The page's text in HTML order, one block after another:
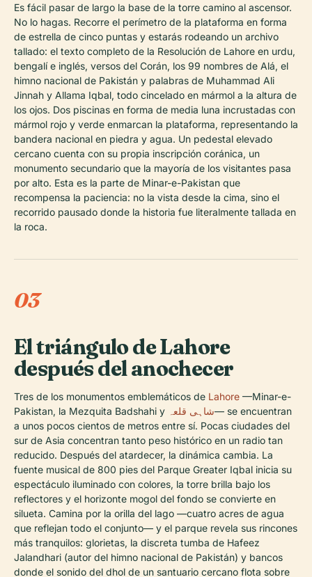
Es fácil pasar de largo la base de la torre camino al ascensor.
No lo hagas. Recorre el perímetro de la plataforma en forma
de estrella de cinco puntas y estarás rodeando un archivo
tallado: el texto completo de la Resolución de Lahore en urdu,
bengalí e inglés, versos del Corán, los 99 nombres de Alá, el
himno nacional de Pakistán y palabras de Muhammad Ali
Jinnah y Allama Iqbal, todo cincelado en mármol a la altura de
los ojos. Dos piscinas en forma de media luna incrustadas con
mármol rojo y verde enmarcan la plataforma, representando la
bandera nacional en piedra y agua. Un pedestal elevado
cercano cuenta con su propia inscripción coránica, un
monumento secundario que la mayoría de los visitantes pasa
por alto. Esta es la parte de Minar-e-Pakistan que
recompensa la paciencia: no la vista desde la cima, sino el
recorrido pausado donde la historia fue literalmente tallada en
la roca.
03
El triángulo de Lahore
después del anochecer
Tres de los monumentos emblemáticos de Lahore —Minar-e-
Pakistan, la Mezquita Badshahi y
شاہی قلعہ— se encuentran
a unos pocos cientos de metros entre sí. Pocas ciudades del
sur de Asia concentran tanto peso histórico en un radio tan
reducido. Después del atardecer, la dinámica cambia. La
fuente musical de 800 pies del Parque Greater Iqbal inicia su
espectáculo iluminado con colores, la torre brilla bajo los
reflectores y el horizonte mogol del fondo se convierte en
silueta. Camina por la orilla del lago —cuatro acres de agua
que reflejan todo el conjunto— y el parque revela sus rincones
más tranquilos: glorietas, la discreta tumba de Hafeez
Jalandhari (autor del himno nacional de Pakistán) y bancos
donde el sonido del dhol de un santuario cercano flota sobre